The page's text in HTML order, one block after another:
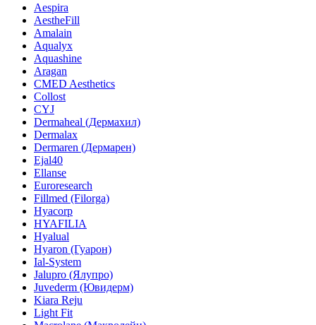
Aespira
AestheFill
Amalain
Aqualyx
Aquashine
Aragan
CMED Aesthetics
Collost
CYJ
Dermaheal (Дермахил)
Dermalax
Dermaren (Дермарен)
Ejal40
Ellanse
Euroresearch
Fillmed (Filorga)
Hyacorp
HYAFILIA
Hyalual
Hyaron (Гуарон)
Ial-System
Jalupro (Ялупро)
Juvederm (Ювидерм)
Kiara Reju
Light Fit